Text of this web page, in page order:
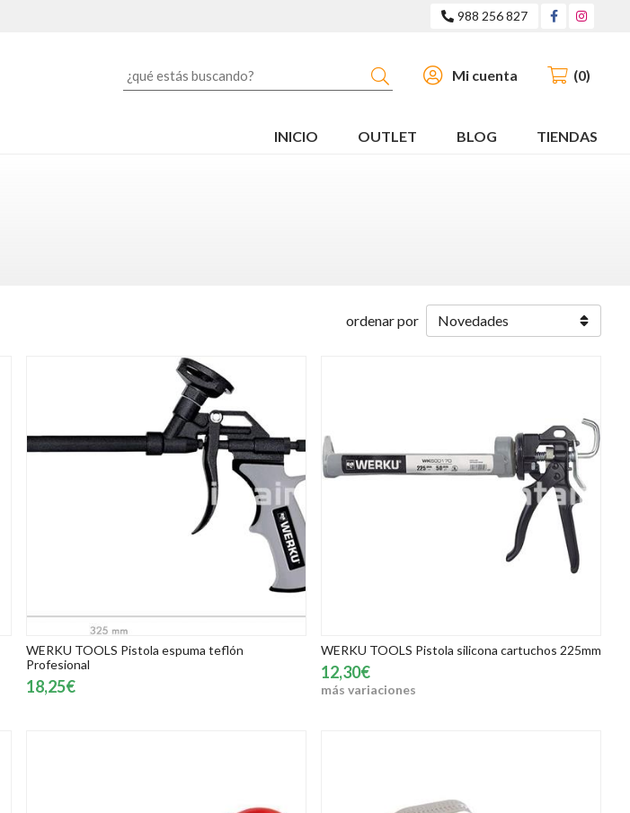
988 256 827
Buscar Mi cuenta 0
INICIO OUTLET BLOG TIENDAS
ordenar por
WERKU TOOLS Pistola espuma teflón
Profesional
18,25€
WERKU TOOLS Pistola silicona cartuchos 225mm
12,30€
más variaciones